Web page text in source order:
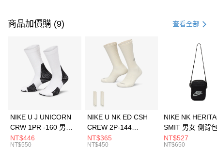
信用卡一次付款
3 期 0 利率 每期 21家銀行
合作金庫商業銀行
第一商業銀行
華南商業銀行
彰化商業銀行
上海商業儲蓄銀行
元大商業銀行
Apple Pay
全盈+PAY
AFTEE先享後付
商品加價購 (9) 查看全部
NIKE U J UNICORN
CRW 1PR -160 男女
中統襪 FZ3393100
NT$446
NT$550
NIKE U NK ED CSH
CREW 2P-144
EMBRDY 男女 短統襪
FZ3073133
NT$365
NT$450
NIKE NK
SMIT 男女 側背
BA5871010
NT$527
NT$650